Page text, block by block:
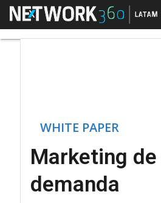
Menú
WHITE PAPER
Marketing
demanda